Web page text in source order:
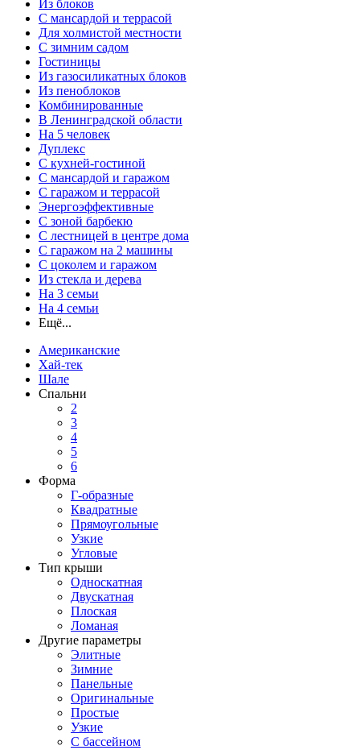
Из блоков
С мансардой и террасой
Для холмистой местности
С зимним садом
Гостиницы
Из газосиликатных блоков
Из пеноблоков
Комбинированные
В Ленинградской области
На 5 человек
Дуплекс
С кухней-гостиной
С мансардой и гаражом
С гаражом и террасой
Энергоэффективные
С зоной барбекю
С лестницей в центре дома
С гаражом на 2 машины
С цоколем и гаражом
Из стекла и дерева
На 3 семьи
На 4 семьи
Ещё...
Американские
Хай-тек
Шале
Спальни
2
3
4
5
6
Форма
Г-образные
Квадратные
Прямоугольные
Узкие
Угловые
Тип крыши
Односкатная
Двускатная
Плоская
Ломаная
Другие параметры
Элитные
Зимние
Панельные
Оригинальные
Простые
Узкие
С бассейном